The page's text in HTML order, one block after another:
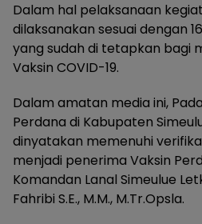
Dalam hal pelaksanaan
dilaksanakan sesuai dengan
yang sudah di tetapkan bagi
Vaksin COVID-19.
Dalam amatan media ini,
Perdana di Kabupaten
dinyatakan memenuhi
menjadi penerima Vaksin
Komandan Lanal Simeulue
Fahribi S.E., M.M., M.Tr.Opsla.